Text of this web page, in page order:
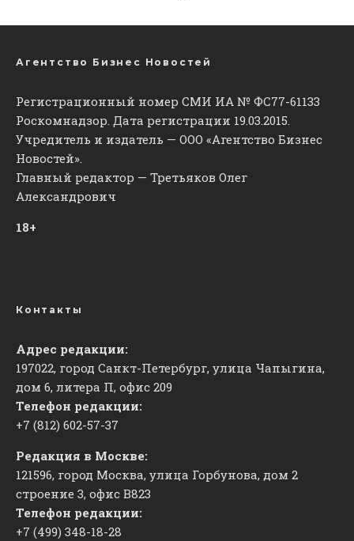
Агентство Бизнес Новостей
Регистрационный номер СМИ ИА № ФС77-61133
Роскомнадзор. Дата регистрации 19.03.2015.
Учредитель и издатель — ООО «Агентство Бизнес
Новостей».
Главный редактор — Третьяков Олег
Александрович
18+
Контакты
Адрес редакции:
197022, город Санкт-Петербург, улица Чапыгина,
дом 6, литера П, офис 209
Телефон редакции:
+7 (812) 602-57-37
Редакция в Москве:
121596, город Москва, улица Горбунова, дом 2
строение 3, офис ​В823
Телефон редакции:
+7 (499) 348-18-28